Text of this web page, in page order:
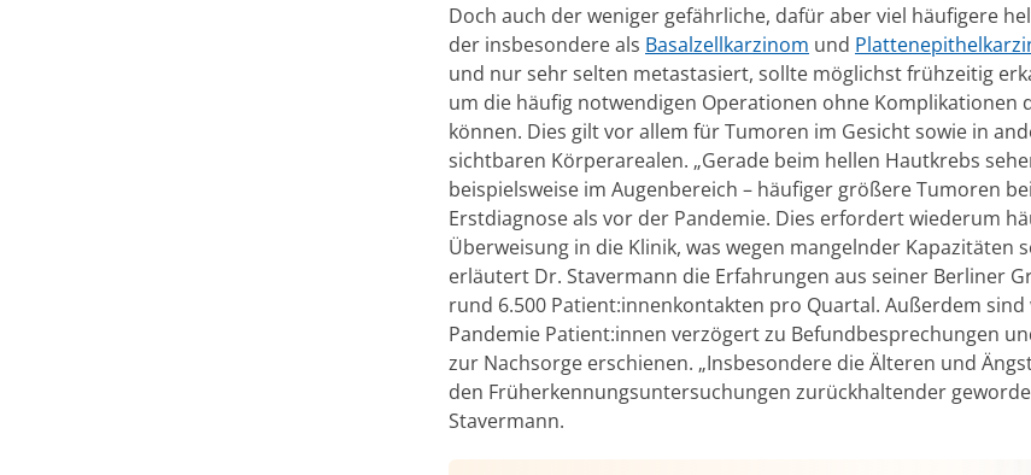
Doch auch der weniger gefährliche, dafür aber viel häufigere
der insbesondere als Basalzellkarzinom und
und nur sehr selten metastasiert, sollte möglichst frühzeitig
um die häufig notwendigen Operationen ohne Komplikationen
können. Dies gilt vor allem für Tumoren im Gesicht sowie in
sichtbaren Körperarealen. „Gerade beim hellen Hautkrebs
beispielsweise im Augenbereich – häufiger größere Tumoren
Erstdiagnose als vor der Pandemie. Dies erfordert wiederum
Überweisung in die Klinik, was wegen mangelnder Kapazitäten
erläutert Dr. Stavermann die Erfahrungen aus seiner Berliner
rund 6.500 Patient:innenkontakten pro Quartal. Außerdem
Pandemie Patient:innen verzögert zu Befundbesprechungen
zur Nachsorge erschienen. „Insbesondere die Älteren und
den Früherkennungsuntersuchungen zurückhaltender
Stavermann.